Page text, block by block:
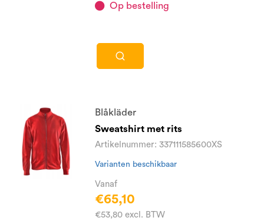
Op bestelling
Blåkläder
Sweatshirt met rits
Artikelnummer: 337111585600XS
Varianten beschikbaar
Vanaf
€65,10
€53,80 excl. BTW